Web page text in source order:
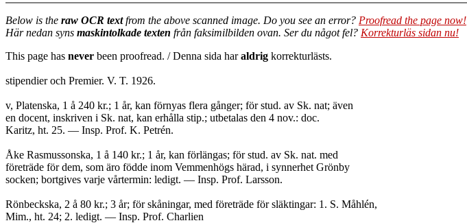
Below is the raw OCR textfrom the above scanned image. Do you see an error? Proofread the page now!
Här nedan syns maskintolkade texten från faksimilbilden ovan. Ser du något fel? Korrekturläs sidan nu!
This page has never been proofread. / Denna sida haraldrig korrekturlästs.
stipendier och Premier. V. T. 1926.
v, Platenska, 1 å 240 kr.; 1 år, kan förnyas flera gånger; för stud. av Sk. nat; även
en docent, inskriven i Sk. nat, kan erhålla stip.; utbetalas den 4 nov.: doc.
Karitz, ht. 25. — Insp. Prof. K. Petrén.
Åke Rasmussonska, 1 å 140 kr.; 1 år, kan förlängas; för stud. av Sk. nat. med
företräde för dem, som äro födde inom Vemmenhögs härad, i synnerhet Grönby
socken; bortgives varje vårtermin: ledigt. — Insp. Prof. Larsson.
Rönbeckska, 2 å 80 kr.; 3 år; för skåningar, med företräde för släktingar: 1. S. Måhlén,
Mim., ht. 24; 2. ledigt. — Insp. Prof. Charlien